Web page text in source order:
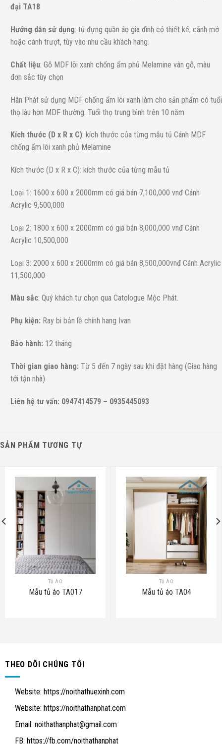
đại TA18
Hướng dẫn sử dụng: tủ đựng quần áo gia đình có thiết kế, cánh mở
hoặc cánh trượt, tùy vào nhu cầu khách hang.
Chất liệu: Gỗ MDF lõi xanh chống ẩm phủ Melamine vân gỗ, màu
đơn sắc tùy chọn
Hân Phát sử dụng MDF chống ẩm lõi xanh làm cho sản phẩm có tuổi
thọ lâu hơn MDF thường. Tuổi thọ trung bình trên 10 năm
Kích thước (D x R x C): kích thước của từng mẫu tủ Cánh MDF
chống ẩm lõi xanh phủ Melamine
Kích thước (D x R x C): kích thước của từng mẫu tủ
Loại 1: 1600 x 600 x 2000mm có giá bán 7,100,000 vnđ Cánh
Acrylic 9,500,000
Loại 2: 1800 x 600 x 2000mm có giá bán 8,000,000 vnđ Cánh
Acrylic 10,500,000
Loại 3: 2000 x 600 x 2000mm có giá bán 8,500,000vnđ Cánh Acrylic
11,500,000
Màu sắc: Quý khách tư chọn qua Catologue Mộc Phát.
Phụ kiện: Ray bi bản lề chính hang Ivan
Bảo hành: 12 tháng
Thời gian giao hàng: Từ 5 đến 7 ngày sau khi đặt hàng (Giao hàng
tới tận nhà)
Liên hệ tư vấn: 0947414579 – 0935445093
SẢN PHẨM TƯƠNG TỰ
TỦ ÁO
Mẫu tủ áo TA017
TỦ ÁO
Mẫu tủ áo TA04
THEO DÕI CHÚNG TÔI
Website: https://noithathuexinh.com
Website: https://noithathanphat.com
Email: noithathanphat@gmail.com
FB: https://fb.com/noithathanphat